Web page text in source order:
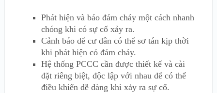
Phát hiện và báo đám cháy một cách nhanh
chóng khi có sự cố xảy ra.
Cảnh báo để cư dân có thể sơ tán kịp thời
khi phát hiện có đám cháy.
Hệ thống PCCC cần được thiết kế và cài
đặt riêng biệt, độc lập với nhau để có thể
điều khiển dễ dàng khi xảy ra sự cố.